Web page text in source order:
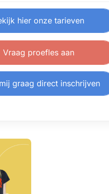
hier onze tarieven
Vraag proefles aan
graag direct inschrijven